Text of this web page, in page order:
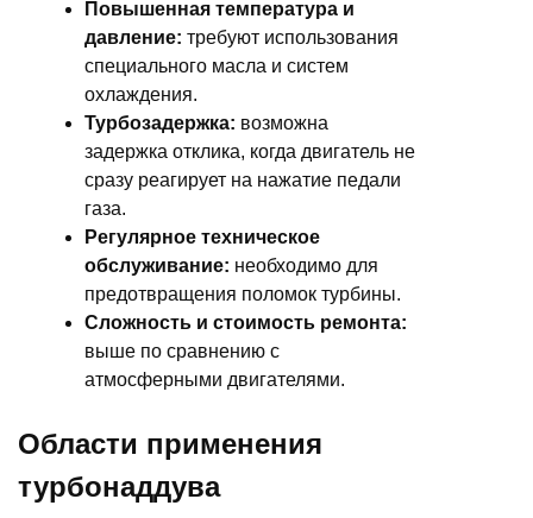
Повышенная температура и
давление: требуют использования
специального масла и систем
охлаждения.
Турбозадержка: возможна
задержка отклика, когда двигатель не
сразу реагирует на нажатие педали
газа.
Регулярное техническое
обслуживание: необходимо для
предотвращения поломок турбины.
Сложность и стоимость ремонта:
выше по сравнению с
атмосферными двигателями.
Области применения
турбонаддува